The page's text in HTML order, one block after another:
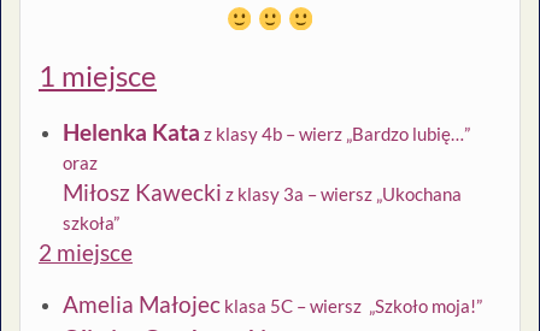
1 miejsce
Helenka Kata z klasy 4b – wierz „Bardzo lubię…”
oraz
Miłosz Kawecki z klasy 3a – wiersz „Ukochana
szkoła”
2 miejsce
Amelia Małojec klasa 5C – wiersz „Szkoło moja!”